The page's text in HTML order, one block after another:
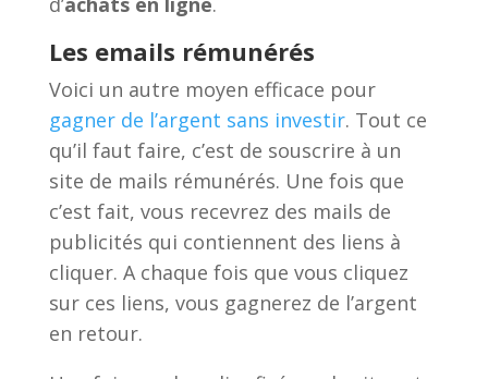
Les emails rémunérés
Voici un autre moyen efficace pour
gagner de l’argent sans investir. Tout ce
qu’il faut faire, c’est de souscrire à un
site de mails rémunérés. Une fois que
c’est fait, vous recevrez des mails de
publicités qui contiennent des liens à
cliquer. A chaque fois que vous cliquez
sur ces liens, vous gagnerez de l’argent
en retour.